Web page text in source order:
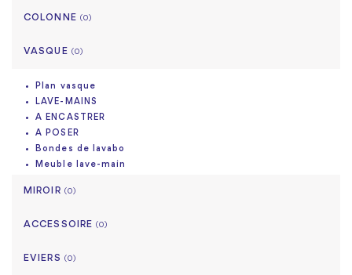
COLONNE (0)
VASQUE (0)
Plan vasque
LAVE-MAINS
A ENCASTRER
A POSER
Bondes de lavabo
Meuble lave-main
MIROIR (0)
ACCESSOIRE(0)
EVIERS (0)